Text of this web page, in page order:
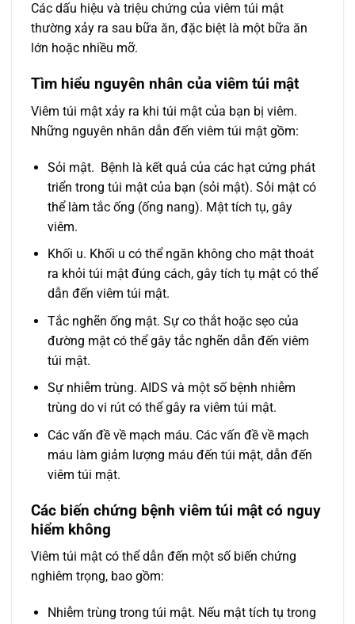
Các dấu hiệu và triệu chứng của viêm túi mật
thường xảy ra sau bữa ăn, đặc biệt là một bữa ăn
lớn hoặc nhiều mỡ.
Tìm hiểu nguyên nhân của viêm túi mật
Viêm túi mật xảy ra khi túi mật của bạn bị viêm.
Những nguyên nhân dẫn đến viêm túi mật gồm:
Sỏi mật. Bệnh là kết quả của các hạt cứng phát
triển trong túi mật của bạn (sỏi mật). Sỏi mật có
thể làm tắc ống (ống nang). Mật tích tụ, gây
viêm.
Khối u. Khối u có thể ngăn không cho mật thoát
ra khỏi túi mật đúng cách, gây tích tụ mật có thể
dẫn đến viêm túi mật.
Tắc nghẽn ống mật. Sự co thắt hoặc sẹo của
đường mật có thể gây tắc nghẽn dẫn đến viêm
túi mật.
Sự nhiễm trùng. AIDS và một số bệnh nhiễm
trùng do vi rút có thể gây ra viêm túi mật.
Các vấn đề về mạch máu. Các vấn đề về mạch
máu làm giảm lượng máu đến túi mật, dẫn đến
viêm túi mật.
Các biến chứng bệnh viêm túi mật có nguy
hiểm không
Viêm túi mật có thể dẫn đến một số biến chứng
nghiêm trọng, bao gồm:
Nhiễm trùng trong túi mật. Nếu mật tích tụ trong